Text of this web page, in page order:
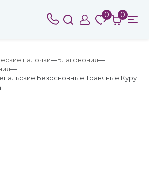
0 0
палочки
Благовония
Безосновные Травяные Куру